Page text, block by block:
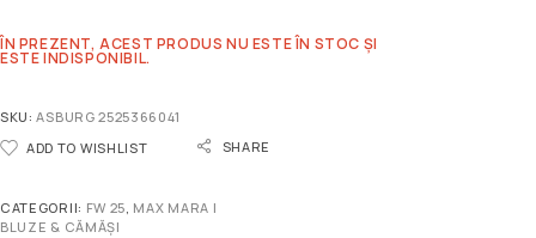
ÎN PREZENT, ACEST PRODUS NU ESTE ÎN STOC ȘI
ESTE INDISPONIBIL.
SKU:ASBURG 2525366041
ADD TO WISHLIST
SHARE
CATEGORII: FW 25, MAX MARA |
BLUZE & CĂMĂȘI